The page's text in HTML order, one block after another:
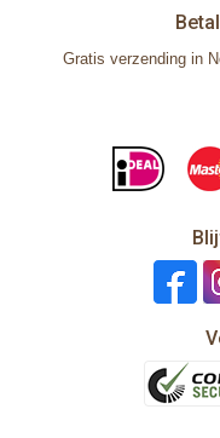
Gratis verzending in